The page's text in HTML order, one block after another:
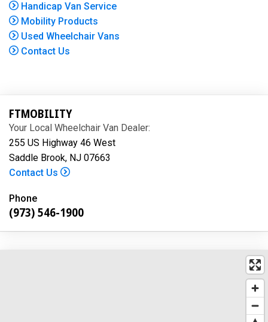
Handicap Van Service
Mobility Products
Used Wheelchair Vans
Contact Us
FTMOBILITY
Your Local Wheelchair Van Dealer:
255 US Highway 46 West
Saddle Brook, NJ 07663
Contact Us
Phone
(973) 546-1900